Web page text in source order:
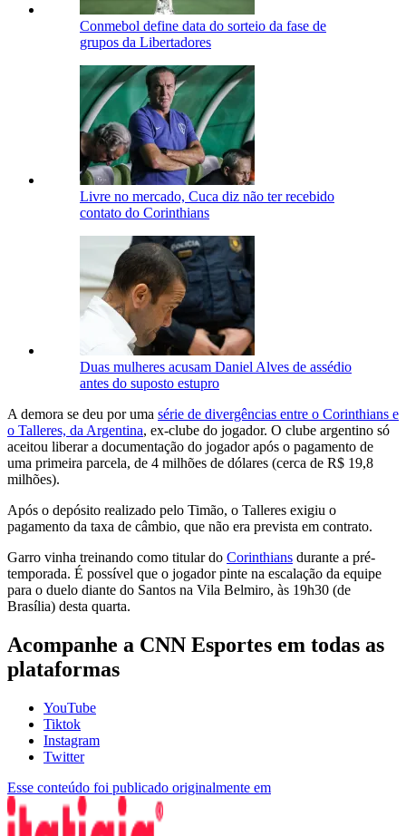
Conmebol define data do sorteio da fase de
grupos da Libertadores
Livre no mercado, Cuca diz não ter recebido
contato do Corinthians
Duas mulheres acusam Daniel Alves de assédio
antes do suposto estupro
A demora se deu por uma série de divergências entre o Corinthians e
o Talleres, da Argentina, ex-clube do jogador. O clube argentino só
aceitou liberar a documentação do jogador após o pagamento de
uma primeira parcela, de 4 milhões de dólares (cerca de R$ 19,8
milhões).
Após o depósito realizado pelo Timão, o Talleres exigiu o
pagamento da taxa de câmbio, que não era prevista em contrato.
Garro vinha treinando como titular do Corinthians durante a pré-
temporada. É possível que o jogador pinte na escalação da equipe
para o duelo diante do Santos na Vila Belmiro, às 19h30 (de
Brasília) desta quarta.
Acompanhe a CNN Esportes em todas as
plataformas
YouTube
Tiktok
Instagram
Twitter
Esse conteúdo foi publicado originalmente em